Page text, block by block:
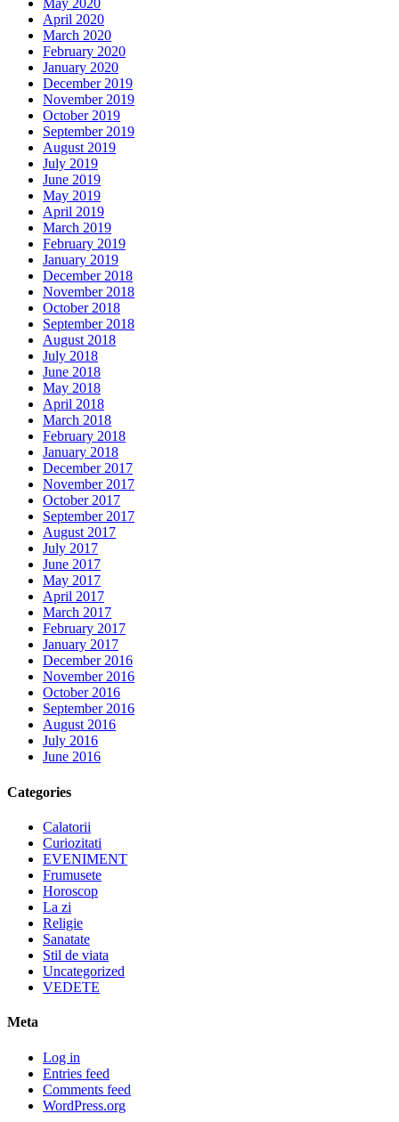
May 2020
April 2020
March 2020
February 2020
January 2020
December 2019
November 2019
October 2019
September 2019
August 2019
July 2019
June 2019
May 2019
April 2019
March 2019
February 2019
January 2019
December 2018
November 2018
October 2018
September 2018
August 2018
July 2018
June 2018
May 2018
April 2018
March 2018
February 2018
January 2018
December 2017
November 2017
October 2017
September 2017
August 2017
July 2017
June 2017
May 2017
April 2017
March 2017
February 2017
January 2017
December 2016
November 2016
October 2016
September 2016
August 2016
July 2016
June 2016
Categories
Calatorii
Curiozitati
EVENIMENT
Frumusete
Horoscop
La zi
Religie
Sanatate
Stil de viata
Uncategorized
VEDETE
Meta
Log in
Entries feed
Comments feed
WordPress.org